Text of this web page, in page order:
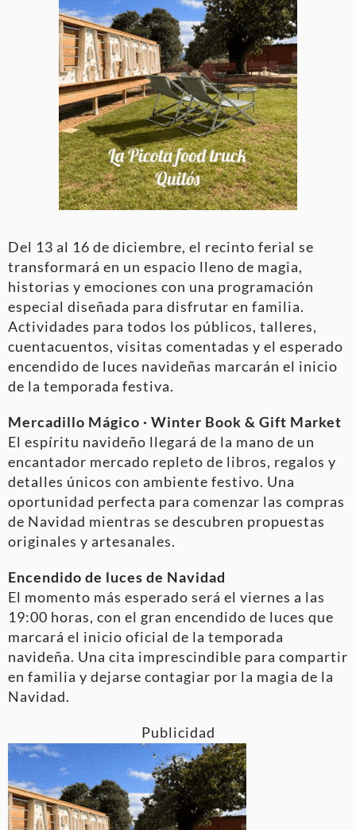
Del 13 al 16 de diciembre, el recinto ferial se
transformará en un espacio lleno de magia,
historias y emociones con una programación
especial diseñada para disfrutar en familia.
Actividades para todos los públicos, talleres,
cuentacuentos, visitas comentadas y el esperado
encendido de luces navideñas marcarán el inicio
de la temporada festiva.
Mercadillo Mágico · Winter Book & Gift Market
El espíritu navideño llegará de la mano de un
encantador mercado repleto de libros, regalos y
detalles únicos con ambiente festivo. Una
oportunidad perfecta para comenzar las compras
de Navidad mientras se descubren propuestas
originales y artesanales.
Encendido de luces de Navidad
El momento más esperado será el viernes a las
19:00 horas, con el gran encendido de luces que
marcará el inicio oficial de la temporada
navideña. Una cita imprescindible para compartir
en familia y dejarse contagiar por la magia de la
Navidad.
Publicidad